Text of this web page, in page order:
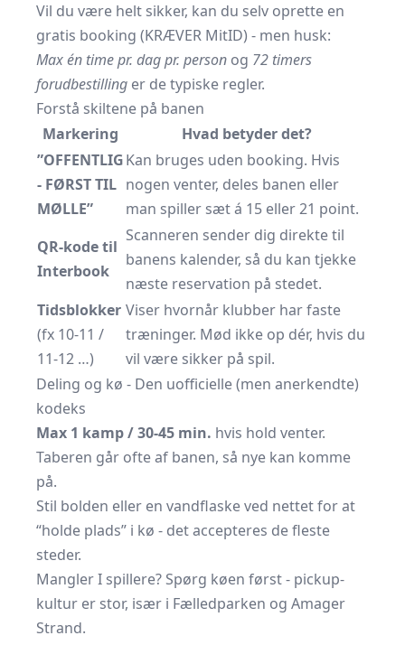
Vil du være helt sikker, kan du selv oprette en
gratis booking (KRÆVER MitID) - men husk:
Max én time pr. dag pr. person og 72 timers
forudbestilling er de typiske regler.
Forstå skiltene på banen
Markering
Hvad betyder det?
”OFFENTLIG
- FØRST TIL
MØLLE”
Kan bruges uden booking. Hvis
nogen venter, deles banen eller
man spiller sæt á 15 eller 21 point.
QR-kode til
Interbook
Scanneren sender dig direkte til
banens kalender, så du kan tjekke
næste reservation på stedet.
Tidsblokker
(fx 10-11 /
11-12 …)
Viser hvornår klubber har faste
træninger. Mød ikke op dér, hvis du
vil være sikker på spil.
Deling og kø - Den uofficielle (men anerkendte)
kodeks
Max 1 kamp / 30-45 min. hvis hold venter.
Taberen går ofte af banen, så nye kan komme
på.
Stil bolden eller en vandflaske ved nettet for at
“holde plads” i kø - det accepteres de fleste
steder.
Mangler I spillere? Spørg køen først - pickup-
kultur er stor, især i Fælledparken og Amager
Strand.